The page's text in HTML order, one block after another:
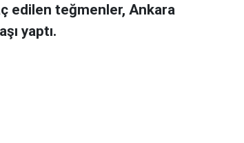
edilen teğmenler, Ankara
yaptı.